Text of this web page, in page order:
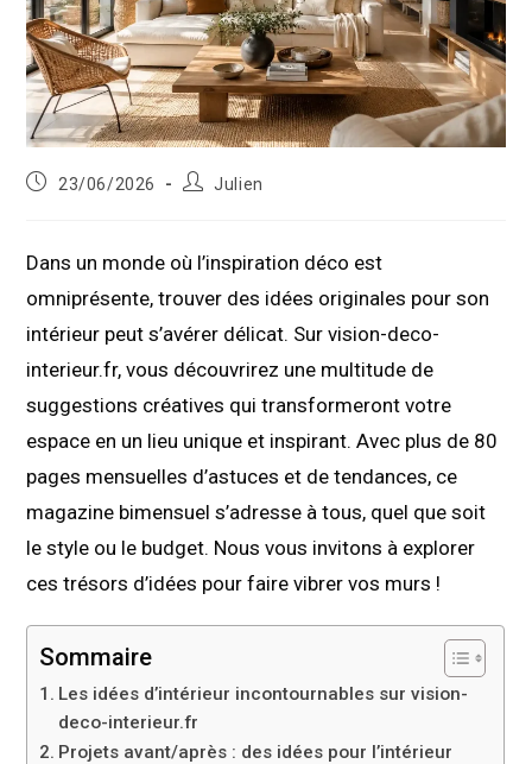
Publication
23/06/2026
Auteur/autrice
Julien
Dans un monde où l’inspiration déco est
omniprésente, trouver des idées originales pour son
intérieur peut s’avérer délicat. Sur vision-deco-
interieur.fr, vous découvrirez une multitude de
suggestions créatives qui transformeront votre
espace en un lieu unique et inspirant. Avec plus de 80
pages mensuelles d’astuces et de tendances, ce
magazine bimensuel s’adresse à tous, quel que soit
le style ou le budget. Nous vous invitons à explorer
ces trésors d’idées pour faire vibrer vos murs !
Sommaire
Les idées d’intérieur incontournables sur vision-
deco-interieur.fr
Projets avant/après : des idées pour l’intérieur